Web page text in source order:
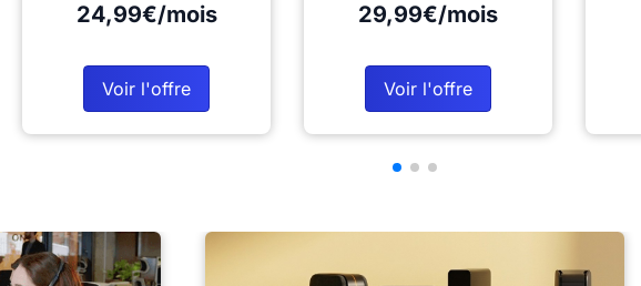
24,99€/mois
Voir l'offre
29,99€/mois
Voir l'offre